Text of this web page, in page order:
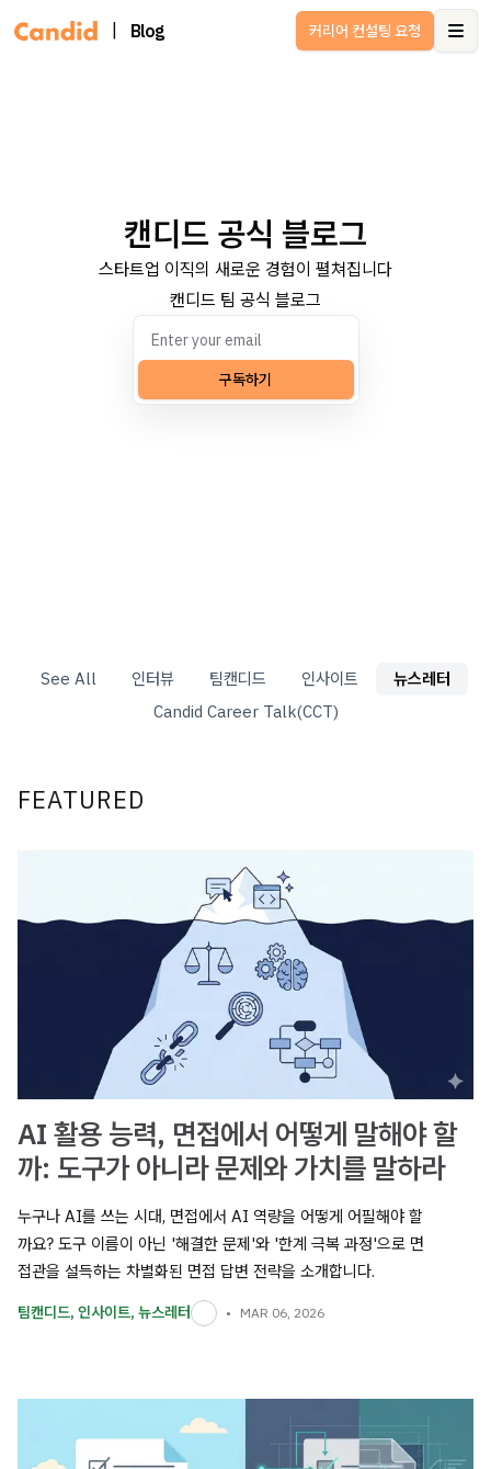
Blog 커리어 컨설팅 요청
캔디드 공식 블로그
스타트업 이직의 새로운 경험이 펼쳐집니다
캔디드 팀 공식 블로그
구독하기
See All 인터뷰 팀캔디드 인사이트
뉴스레터
Candid Career Talk(CCT)
FEATURED
AI 활용 능력, 면접에서 어떻게 말해야 할
까: 도구가 아니라 문제와 가치를 말하라
누구나 AI를 쓰는 시대, 면접에서 AI 역량을 어떻게 어필해야 할
까요? 도구 이름이 아닌 '해결한 문제'와 '한계 극복 과정'으로 면
접관을 설득하는 차별화된 면접 답변 전략을 소개합니다.
팀캔디드, 인사이트, 뉴스레터 MAR 06, 2026